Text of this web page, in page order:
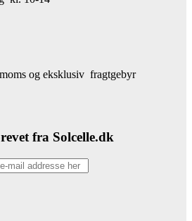
og eksklusiv fragtgebyr
fra Solcelle.dk